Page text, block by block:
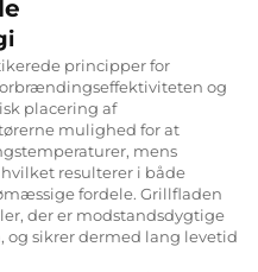
principper for
og
placering af
mulighed for at
mens
resulterer i både
fordele. Grillfladen
der er modstandsdygtige
og sikrer dermed lang levetid